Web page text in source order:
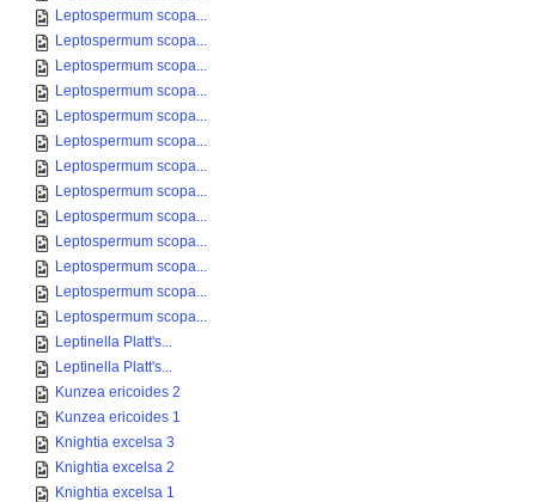
Leptospermum scopa...
Leptospermum scopa...
Leptospermum scopa...
Leptospermum scopa...
Leptospermum scopa...
Leptospermum scopa...
Leptospermum scopa...
Leptospermum scopa...
Leptospermum scopa...
Leptospermum scopa...
Leptospermum scopa...
Leptospermum scopa...
Leptospermum scopa...
Leptinella Platt's...
Leptinella Platt's...
Kunzea ericoides 2
Kunzea ericoides 1
Knightia excelsa 3
Knightia excelsa 2
Knightia excelsa 1